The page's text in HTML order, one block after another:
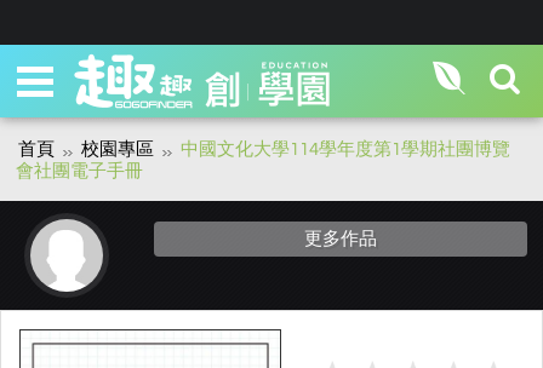
首頁 校園專區
中國文化大學114學年度第1學期社團博覽
會社團電子手冊
更多作品